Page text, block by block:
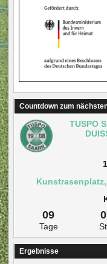
Countdown zum
TUSPO
09
Tage
Ergebnisse